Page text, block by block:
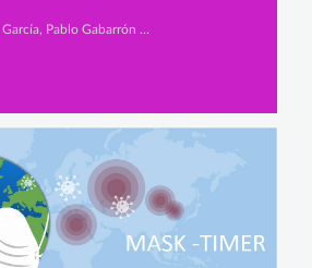
Secundaria, Jorge Díaz García, Pablo Gabarrón Hernández y José Sánchez Fortún